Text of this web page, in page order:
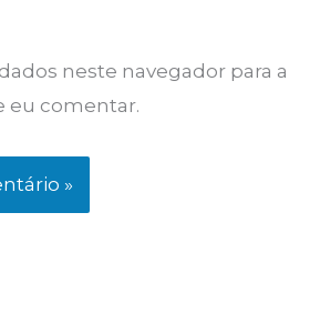
neste navegador para a
eu comentar.